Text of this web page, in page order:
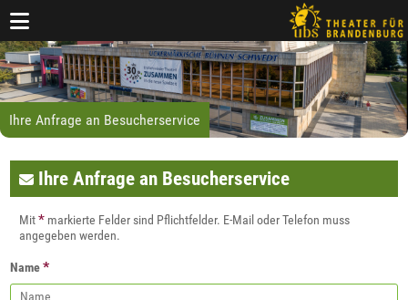
Ihre Anfrage an Besucherservice
Ihre Anfrage an Besucherservice
Mit* markierte Felder sind Pflichtfelder. E-Mail oder Telefon muss
angegeben werden.
Name*